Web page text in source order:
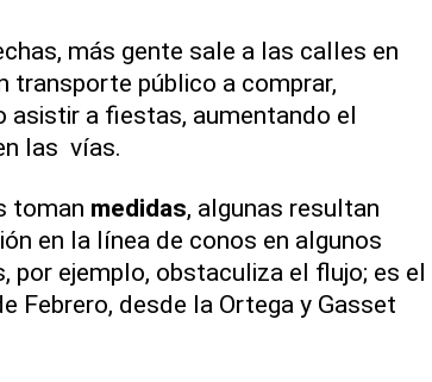
más gente sale a las calles en
transporte público a comprar,
asistir a fiestas, aumentando el
las vías.
toman medidas, algunas resultan
en la línea de conos en algunos
por ejemplo, obstaculiza el flujo; es el
Febrero, desde la Ortega y Gasset